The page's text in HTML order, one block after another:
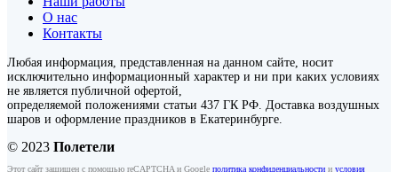
О нас
Контакты
Любая информация, представленная на данном сайте, носит
исключительно информационный характер и ни при каких условиях
не является публичной офертой,
определяемой положениями статьи 437 ГК РФ. Доставка воздушных
шаров и оформление праздников в Екатеринбурге.
© 2023 Полетели
Этот сайт защищен с помощью reCAPTCHA и Google политика конфиденциальности и условия